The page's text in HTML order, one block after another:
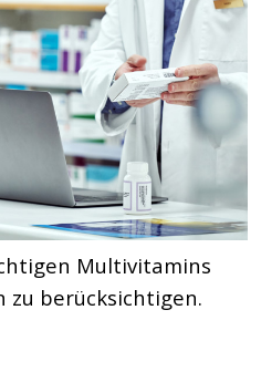
Multivitamins
zu berücksichtigen.